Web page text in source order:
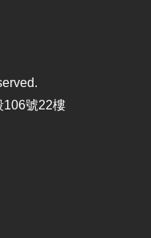
106號22樓